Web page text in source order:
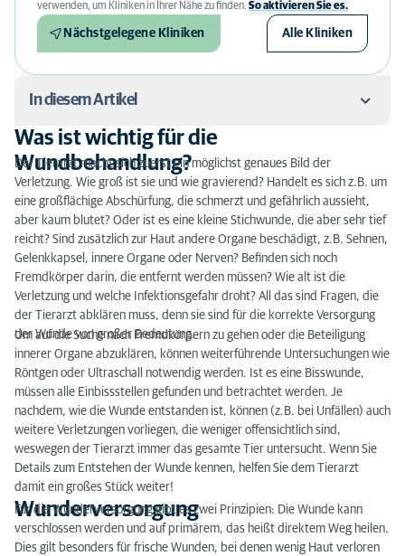
verwenden, um Kliniken in Ihrer Nähe zu finden. So aktivieren Sie es.
Nächstgelegene Kliniken Alle Kliniken
In diesem Artikel
Was ist wichtig für die Wundbehandlung?
Wunderversorgung
Nachsorge
Wundversorgung nach Operationen
Was ist wichtig für die
Wundbehandlung?
Der Tierarzt macht sich zuerst ein möglichst genaues Bild der
Verletzung. Wie groß ist sie und wie gravierend? Handelt es sich z.B. um
eine großflächige Abschürfung, die schmerzt und gefährlich aussieht,
aber kaum blutet? Oder ist es eine kleine Stichwunde, die aber sehr tief
reicht? Sind zusätzlich zur Haut andere Organe beschädigt, z.B. Sehnen,
Gelenkkapsel, innere Organe oder Nerven? Befinden sich noch
Fremdkörper darin, die entfernt werden müssen? Wie alt ist die
Verletzung und welche Infektionsgefahr droht? All das sind Fragen, die
der Tierarzt abklären muss, denn sie sind für die korrekte Versorgung
der Wunde von großer Bedeutung.
Um auf die Suche nach Fremdkörpern zu gehen oder die Beteiligung
innerer Organe abzuklären, können weiterführende Untersuchungen wie
Röntgen oder Ultraschall notwendig werden. Ist es eine Bisswunde,
müssen alle Einbissstellen gefunden und betrachtet werden. Je
nachdem, wie die Wunde entstanden ist, können (z.B. bei Unfällen) auch
weitere Verletzungen vorliegen, die weniger offensichtlich sind,
weswegen der Tierarzt immer das gesamte Tier untersucht. Wenn Sie
Details zum Entstehen der Wunde kennen, helfen Sie dem Tierarzt
damit ein großes Stück weiter!
Wunderversorgung
Für die Wunderversorgung gibt es zwei Prinzipien: Die Wunde kann
verschlossen werden und auf primärem, das heißt direktem Weg heilen.
Dies gilt besonders für frische Wunden, bei denen wenig Haut verloren